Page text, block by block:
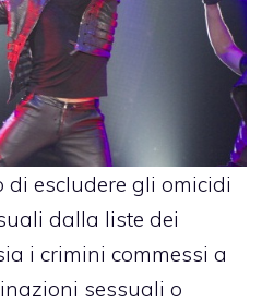
di escludere gli omicidi
dalla liste dei
i crimini commessi a
sessuali o